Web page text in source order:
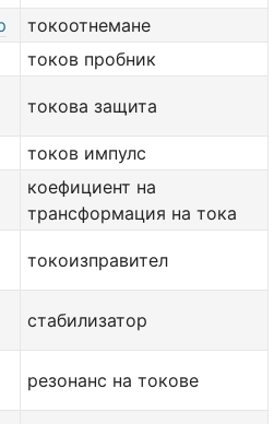
токоотнемане
токов пробник
токова защита
токов импулс
коефициент на
трансформация на тока
токоизправител
стабилизатор
резонанс на токове